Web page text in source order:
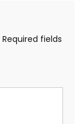
Required fields